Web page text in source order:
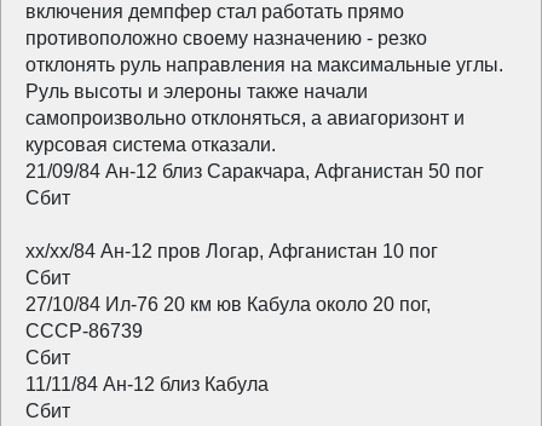
включения демпфер стал работать прямо
противоположно своему назначению - резко
отклонять руль направления на максимальные углы.
Руль высоты и элероны также начали
самопроизвольно отклоняться, а авиагоризонт и
курсовая система отказали.
21/09/84 Ан-12 близ Саракчара, Афганистан 50 пог
Сбит
хх/хх/84 Ан-12 пров Логар, Афганистан 10 пог
Сбит
27/10/84 Ил-76 20 км юв Кабула около 20 пог,
СССР-86739
Сбит
11/11/84 Ан-12 близ Кабула
Сбит